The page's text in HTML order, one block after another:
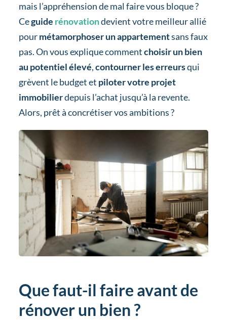
mais l’appréhension de mal faire vous bloque ?
Ceguide rénovationdevient votre meilleur allié
pourmétamorphoser un appartementsans faux
pas. On vous explique commentchoisir un bien
au potentiel élevé,contourner les erreursqui
grèvent le budget et piloter votre projet
immobilierdepuis l’achat jusqu’à la revente.
Alors, prêt à concrétiser vos ambitions ?
Que faut-il faire avant de
rénover un bien ?